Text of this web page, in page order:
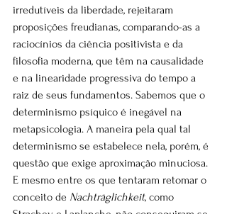
irredutíveis da liberdade, rejeitaram
proposições freudianas, comparando-as a
raciocínios da ciência positivista e da
filosofia moderna, que têm na causalidade
e na linearidade progressiva do tempo a
raiz de seus fundamentos. Sabemos que o
determinismo psíquico é inegável na
metapsicologia. A maneira pela qual tal
determinismo se estabelece nela, porém, é
questão que exige aproximação minuciosa.
E mesmo entre os que tentaram retomar o
conceito de Nachträglichkeit, como